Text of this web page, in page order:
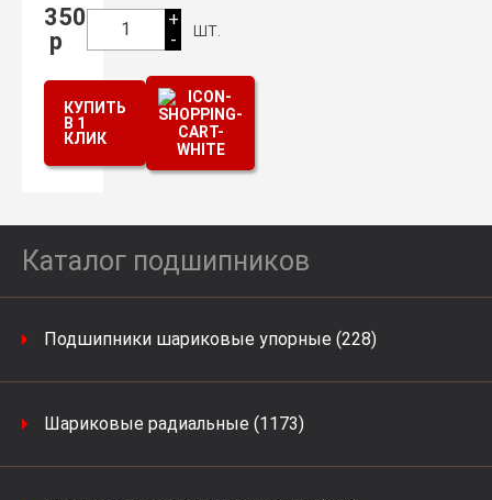
Каталог подшипников
Подшипники шариковые упорные (228)
Шариковые радиальные (1173)
350
р
1
+
-
шт.
КУПИТЬ
В 1
КЛИК